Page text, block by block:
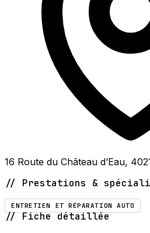
16 Route du Château d’Eau,
// Prestations &
ENTRETIEN ET RÉPARATION AUTO
// Fiche détaillée